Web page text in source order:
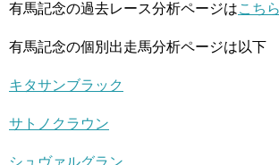
有馬記念の過去レース分析ページはこちら
有馬記念の個別出走馬分析ページは以下
キタサンブラック
サトノクラウン
シュヴァルグラン